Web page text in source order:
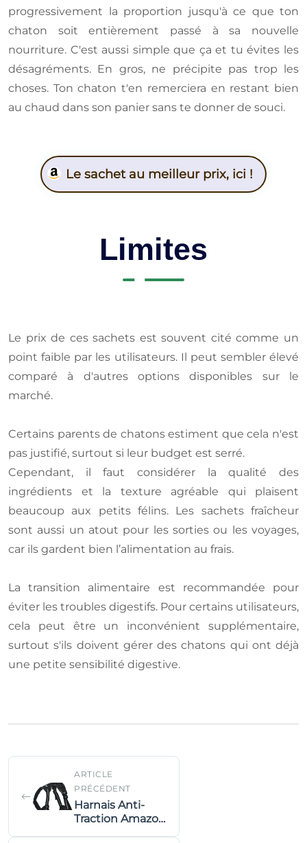
progressivement la proportion jusqu'à ce que ton
chaton soit entièrement passé à sa nouvelle
nourriture. C'est aussi simple que ça et tu évites les
désagréments. En gros, ne précipite pas trop les
choses. Ton chaton t'en remerciera en restant bien
au chaud dans son panier sans te donner de souci.
Le sachet au meilleur prix, ici !
Limites
Le prix de ces sachets est souvent cité comme un
point faible par les utilisateurs. Il peut sembler élevé
comparé à d'autres options disponibles sur le
marché.
Certains parents de chatons estiment que cela n'est
pas justifié, surtout si leur budget est serré.
Cependant, il faut considérer la qualité des
ingrédients et la texture agréable qui plaisent
beaucoup aux petits félins. Les sachets fraîcheur
sont aussi un atout pour les sorties ou les voyages,
car ils gardent bien l’alimentation au frais.
La transition alimentaire est recommandée pour
éviter les troubles digestifs. Pour certains utilisateurs,
cela peut être un inconvénient supplémentaire,
surtout s'ils doivent gérer des chatons qui ont déjà
une petite sensibilité digestive.
ARTICLE
PRÉCÉDENT
Harnais Anti-
Traction Amazon